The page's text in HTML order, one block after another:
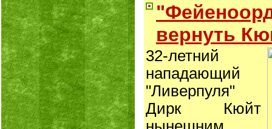
вернуть
32-летний
нападающий
"Ливерпуля"
Дирк Кюйт